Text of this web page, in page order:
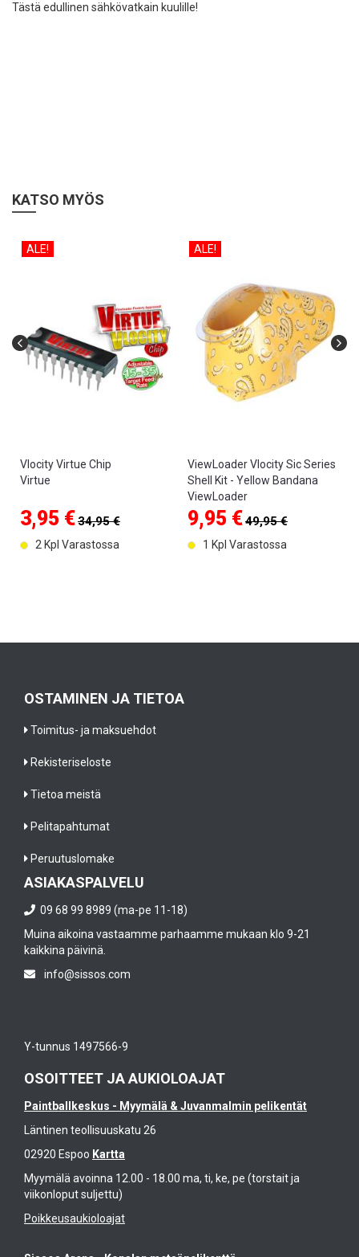
Tästä edullinen sähkövatkain kuulille!
KATSO MYÖS
ALE!
Vlocity Virtue Chip
Virtue
3,95 €34,95 €
2 Kpl Varastossa
ALE!
ViewLoader Vlocity Sic Series
Shell Kit - Yellow Bandana
ViewLoader
9,95 €49,95 €
1 Kpl Varastossa
OSTAMINEN JA TIETOA
Toimitus- ja maksuehdot
Rekisteriseloste
Tietoa meistä
Pelitapahtumat
Peruutuslomake
ASIAKASPALVELU
09 68 99 8989 (ma-pe 11-18)
Muina aikoina vastaamme parhaamme mukaan klo 9-21
kaikkina päivinä.
info@sissos.com
Y-tunnus 1497566-9
OSOITTEET JA AUKIOLOAJAT
Paintballkeskus - Myymälä & Juvanmalmin pelikentät
Läntinen teollisuuskatu 26
02920 Espoo Kartta
Myymälä avoinna 12.00 - 18.00 ma, ti, ke, pe (torstait ja
viikonloput suljettu)
Poikkeusaukioloajat